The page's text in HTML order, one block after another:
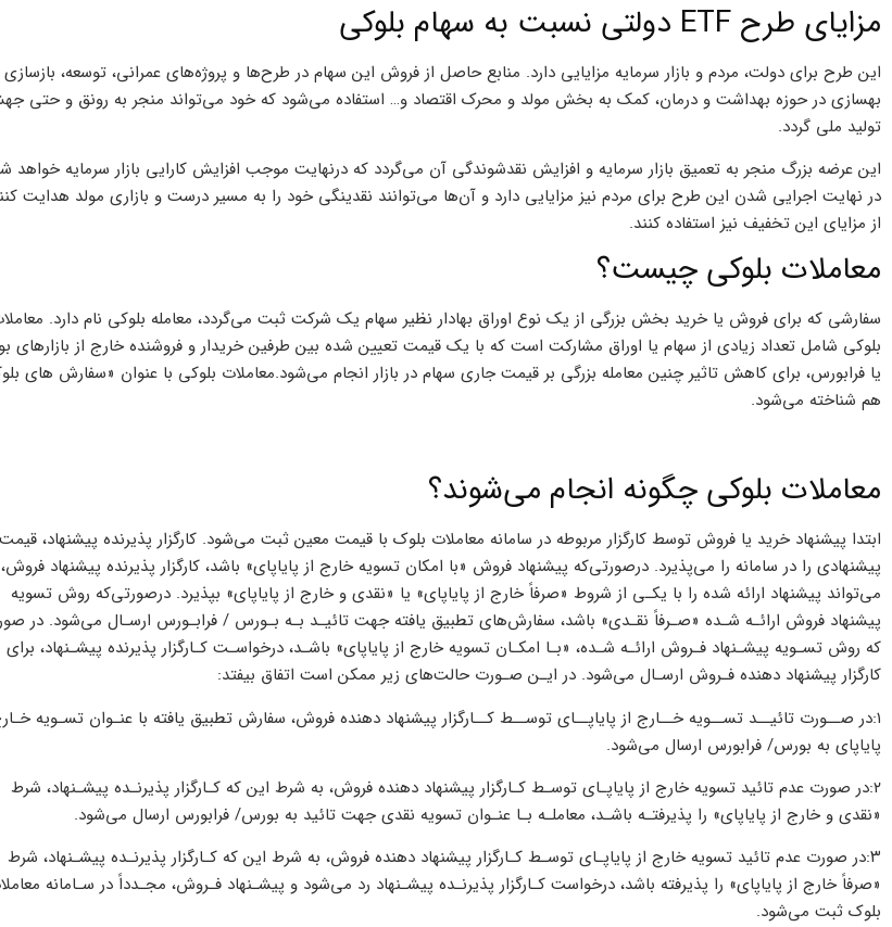
مزایای طرح ETF دولتی نسبت به سهام بلوکی
این طرح برای دولت، مردم و بازار سرمایه مزایایی دارد. منابع حاصل از فروش این سهام در طرح‌ها و پروژه‌های عمرانی، توسعه،
بهسازی در حوزه بهداشت و درمان، کمک به بخش مولد و محرک اقتصاد و… استفاده می‌شود که خود می‌تواند منجر به رونق و حتی
تولید ملی گردد.
این عرضه بزرگ منجر به تعمیق بازار سرمایه و افزایش نقدشوندگی آن می‌گردد که درنهایت موجب افزایش کارایی بازار سرمایه خواهد
در نهایت اجرایی شدن این طرح برای مردم نیز مزایایی دارد و آن‌ها می‌توانند نقدینگی خود را به مسیر درست و بازاری مولد هدایت
از مزایای این تخفیف نیز استفاده کنند.
معاملات بلوکی چیست؟
سفارشی که برای فروش یا خرید بخش بزرگی از یک نوع اوراق بهادار نظیر سهام یک شرکت ثبت می‌گردد، معامله بلوکی نام دارد.
بلوکی شامل تعداد زیادی از سهام یا اوراق مشارکت است که با یک قیمت تعیین شده بین طرفین خریدار و فروشنده خارج از بازارهای
یا فرابورس، برای کاهش تاثیر چنین معامله بزرگی بر قیمت جاری سهام در بازار انجام می‌شود.معاملات بلوکی با عنوان «سفارش های
هم شناخته می‌شود.
معاملات بلوکی چگونه انجام می‌شوند؟
ابتدا پیشنهاد خرید یا فروش توسط کارگزار مربوطه در سامانه معاملات بلوک با قیمت معین ثبت می‌شود. کارگزار پذیرنده پیشنهاد، قیمت
پیشنهادی را در سامانه را می‌پذیرد. درصورتی‌که پیشنهاد فروش «با امکان تسویه خارج از پایاپای» باشد، کارگزار پذیرنده پیشنهاد فروش،
می‌تواند پیشنهاد ارائه شده را با یکـی از شروط «صرفاً خارج از پایاپای» یا «نقدی و خارج از پایاپای» بپذیرد. درصورتی‌که روش تسویه
پیشنهاد فروش ارائـه شـده «صـرفاً نقـدی» باشد، سفارش‌های تطبیق یافته جهت تائیـد بـه بـورس / فرابـورس ارسـال می‌شود. در
که روش تسـویه پیشـنهاد فـروش ارائـه شـده، «بـا امکـان تسویه خارج از پایاپای» باشـد، درخواسـت کـارگزار پذیرنده پیشـنهاد، برای
کارگزار پیشنهاد دهنده فـروش ارسـال می‌شود. در ایـن صـورت حالت‌های زیر ممکن است اتفاق بیفتد:
۱:در صــورت تائیــد تســویه خــارج از پایاپــای توســط کــارگزار پیشنهاد دهنده فروش، سفارش تطبیق یافته با عنـوان تسـویه
پایاپای به بورس/ فرابورس ارسال می‌شود.
۲:در صورت عدم تائید تسویه خارج از پایاپـای توسـط کـارگزار پیشنهاد دهنده فروش، به شرط این که کـارگزار پذیرنـده پیشـنهاد، شرط
«نقدی و خارج از پایاپای» را پذیرفتـه باشـد، معاملـه بـا عنـوان تسویه نقدی جهت تائید به بورس/ فرابورس ارسال می‌شود.
۳:در صورت عدم تائید تسویه خارج از پایاپـای توسـط کـارگزار پیشنهاد دهنده فروش، به شرط این که کـارگزار پذیرنـده پیشـنهاد، شرط
«صرفاً خارج از پایاپای» را پذیرفته باشد، درخواست کـارگزار پذیرنـده پیشـنهاد رد می‌شود و پیشـنهاد فـروش، مجـدداً در سـامانه
بلوک ثبت می‌شود.